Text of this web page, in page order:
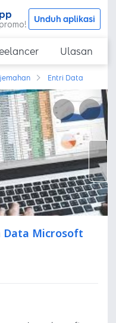
Unduh aplikasi
Ulasan
Entri Data
Data Microsoft